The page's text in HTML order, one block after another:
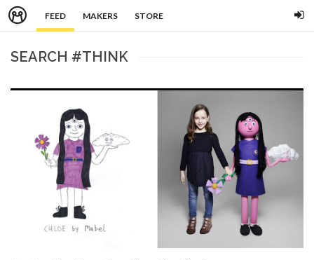
FEED MAKERS STORE
SEARCH #THINK